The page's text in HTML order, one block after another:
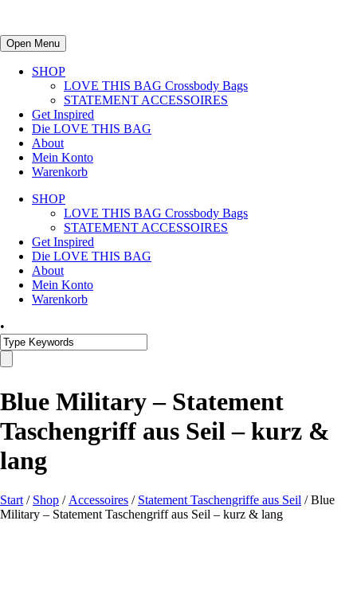
Open Menu
SHOP
LOVE THIS BAG Crossbody Bags
STATEMENT ACCESSOIRES
Get Inspired
Die LOVE THIS BAG
About
Mein Konto
Warenkorb
SHOP
LOVE THIS BAG Crossbody Bags
STATEMENT ACCESSOIRES
Get Inspired
Die LOVE THIS BAG
About
Mein Konto
Warenkorb
•
Blue Military – Statement
Taschengriff aus Seil – kurz &
lang
Start / Shop / Accessoires / Statement Taschengriffe aus Seil / Blue
Military – Statement Taschengriff aus Seil – kurz & lang